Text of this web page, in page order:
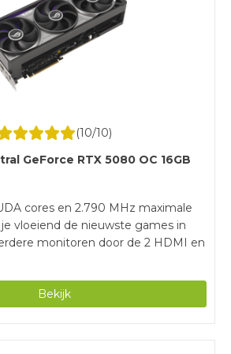
(10/10)
GeForce RTX 5080 OC 16GB
cores en 2.790 MHz maximale
je vloeiend de nieuwste games in
monitoren door de 2 HDMI en
3 ventilatoren koelen
grafische taken uitvoert.Je hebt
850 watt nodig om deze
Bekijk